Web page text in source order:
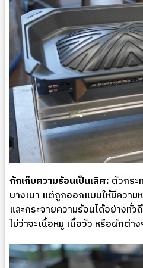
กักเก็บความร้อนเป็นเลิศ: ตัวกระ
บางเบา แต่ถูกออกแบบให้มีความ
และกระจายความร้อนได้อย่างทั่ว
ไม่ว่าจะเนื้อหมู เนื้อวัว หรือผักต่า